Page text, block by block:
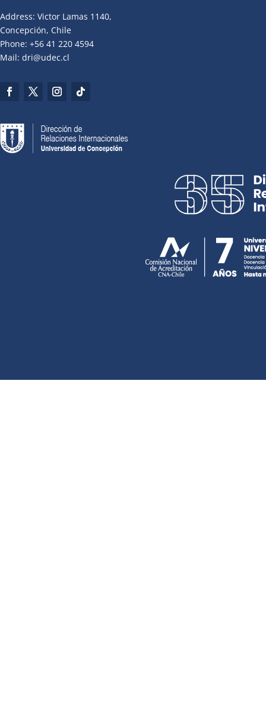
Address: Victor Lamas 1140,
Concepción, Chile
Phone: +56 41 220 4594
Mail: dri@udec.cl